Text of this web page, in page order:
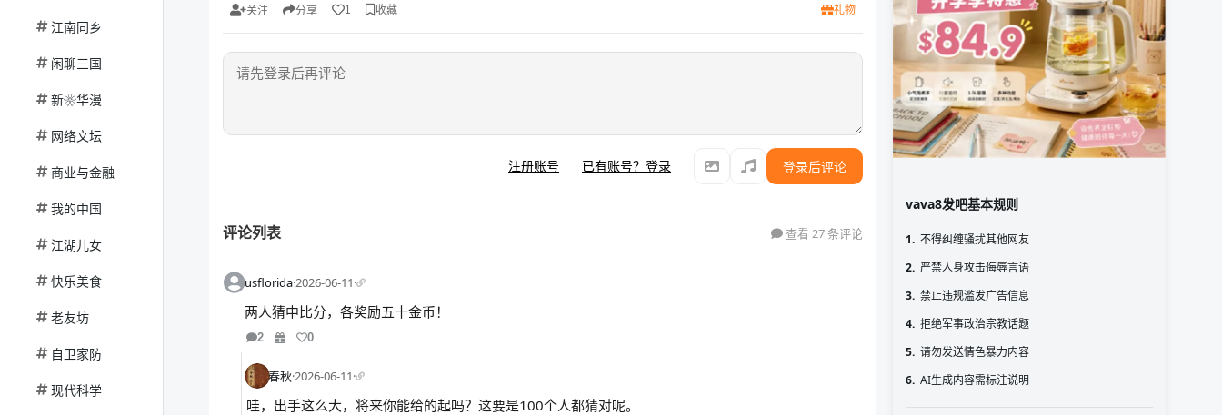
江南同乡
闲聊三国
新❀华漫
网络文坛
商业与金融
我的中国
江湖儿女
快乐美食
老友坊
自卫家防
现代科学
关注 分享 1 收藏 礼物
注册账号 已有账号？登录 登录后评论
评论列表 查看 27 条评论
usflorida·2026-06-11·
两人猜中比分，各奖励五十金币！
2 0
春秋·2026-06-11·
哇，出手这么大，将来你能给的起吗？这要是100个人都猜对呢。
vava8发吧基本规则
1. 不得纠缠骚扰其他网友
2. 严禁人身攻击侮辱言语
3. 禁止违规滥发广告信息
4. 拒绝军事政治宗教话题
5. 请勿发送情色暴力内容
6. AI生成内容需标注说明